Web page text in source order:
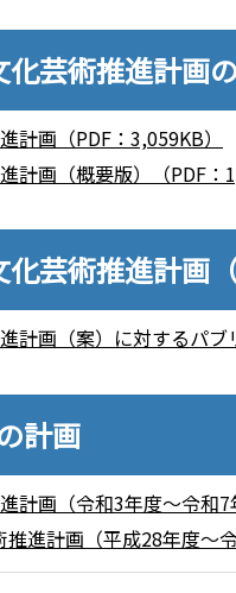
芸術推進計画
計画（PDF：3,059KB）
計画（概要版）（PDF：
芸術推進計画
計画（案）に対するパ
計画
計画（令和3年度～令和7
進計画（平成28年度～令